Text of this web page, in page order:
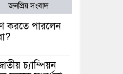
জনপ্রিয় সংবাদ
করতে পারলেন
চ্যাম্পিয়ন